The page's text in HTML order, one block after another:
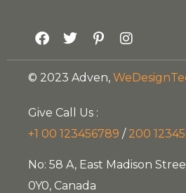
© 2023 Adven,
Give Call Us :
+1 00 123456789 / 200
No: 58 A, East Madison
0Y0, Canada